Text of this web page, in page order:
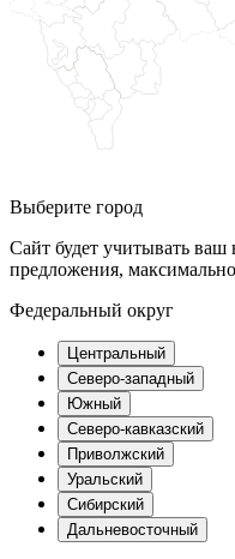
Выберите город
Сайт будет учитывать ваш
предложения,
Федеральный округ
Центральный
Северо-западный
Южный
Северо-кавказский
Приволжский
Уральский
Сибирский
Дальневосточный